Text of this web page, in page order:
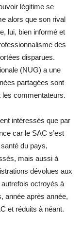
légitime se
alors que son rival
lui, bien informé et
des
disparues.
(NUG) a une
partagées sont
les commentateurs.
intéressés que par
car le SAC s’est
du pays,
mais aussi à
dévolues aux
octroyés à
année après année,
et réduits à néant.